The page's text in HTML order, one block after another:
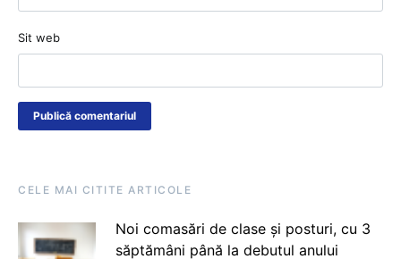
Sit web
CELE MAI CITITE ARTICOLE
Noi comasări de clase și posturi, cu 3
săptămâni până la debutul anului